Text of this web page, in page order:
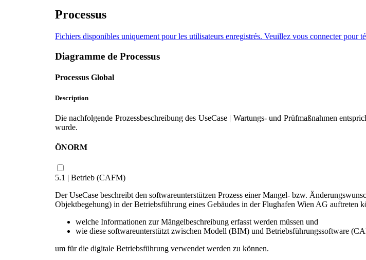
Processus
Fichiers disponibles uniquement pour les utilisateurs enregistrés. Veuillez vous connecterpour
Diagramme de Processus
Processus Global
Description
Die nachfolgende Prozessbeschreibung des UseCase | Wartungs- und Prüfmaßnahmen
wurde.
ÖNORM
5.1 | Betrieb (CAFM)
Der UseCase beschreibt den softwareunterstützen Prozess einer Mangel- bzw.
Objektbegehung) in der Betriebsführung eines Gebäudes in der Flughafen Wien AG auftreten
welche Informationen zur Mängelbeschreibung erfasst werden müssen und
wie diese softwareunterstützt zwischen Modell (BIM) und Betriebsführungssoftware
um für die digitale Betriebsführung verwendet werden zu können.